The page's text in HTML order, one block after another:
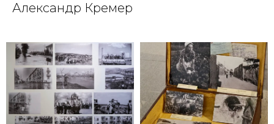
Александр Кремер
Главная
О нас
Выставки & события
Новости
Студии
вт-вс 11:00-20:00
+7 (495) 954-30-09
info-nashabolovke@vzmoscow.ru